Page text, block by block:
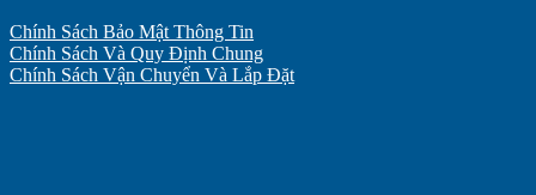
Chính Sách Bảo Mật Thông Tin
Chính Sách Và Quy Định Chung
Chính Sách Vận Chuyển Và Lắp Đặt